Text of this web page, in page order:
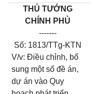
THỦ TƯỚNG
CHÍNH PHỦ
-------
Số: 1813/TTg-KTN
V/v: Điều chỉnh, bổ
sung một số đề án,
dự án vào Quy